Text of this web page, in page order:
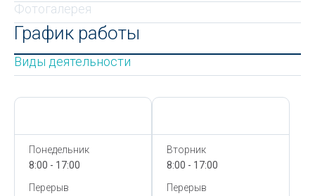
Фотогалерея
График работы
Виды деятельности
Понедельник
8:00 - 17:00
Перерыв
Вторник
8:00 - 17:00
Перерыв